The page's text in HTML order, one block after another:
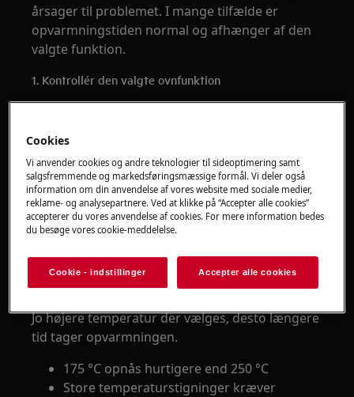
årsager til problemet. I mange tilfælde er
opvarmningstiden normal og afhænger af den
valgte funktion.
1. Kontrollér den valgte ovnfunktion
Hurtig opvarmning er normalt den
hurtigste funktion
Varmluft opvarmer ofte hurtigere end
over-/undervarme
Damp- og specialprogrammer kan have
længere opvarmningstid
2. Vurder den valgte temperatur
Jo højere temperatur der vælges, desto længere
tid tager opvarmningen.
175 °C opnås hurtigere end 250 °C
Store temperaturstigninger kræver
Cookies
Vi anvender cookies og andre teknologier til sideoptimering samt
salgsfremmende og markedsføringsmæssige formål. Vi deler også
information om din anvendelse af vores website med sociale medier,
reklame- og analysepartnere. Ved at klikke på “Accepter alle cookies”
accepterer du vores anvendelse af cookies. For mere information bedes
du besøge vores cookie-meddelelse.
Cookie - indstillinger Accepter alle cookies